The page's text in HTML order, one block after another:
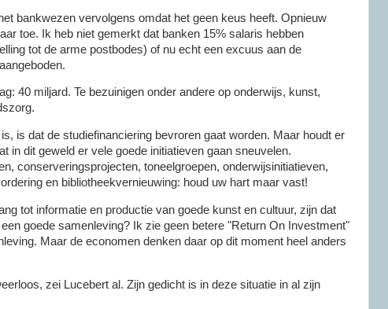
bankwezen vervolgens omdat het geen keus heeft. Opnieuw
toe. Ik heb niet gemerkt dat banken 15% salaris hebben
tot de arme postbodes) of nu echt een excuus aan de
40 miljard. Te bezuinigen onder andere op onderwijs, kunst,
is dat de studiefinanciering bevroren gaat worden. Maar houdt er
in dit geweld er vele goede initiatieven gaan sneuvelen.
, conserveringsprojecten, toneelgroepen, onderwijsinitiatieven,
en bibliotheekvernieuwing: houd uw hart maar vast!
tot informatie en productie van goede kunst en cultuur, zijn dat
goede samenleving? Ik zie geen betere "Return On Investment"
Maar de economen denken daar op dit moment heel anders
zei Lucebert al. Zijn gedicht is in deze situatie in al zijn